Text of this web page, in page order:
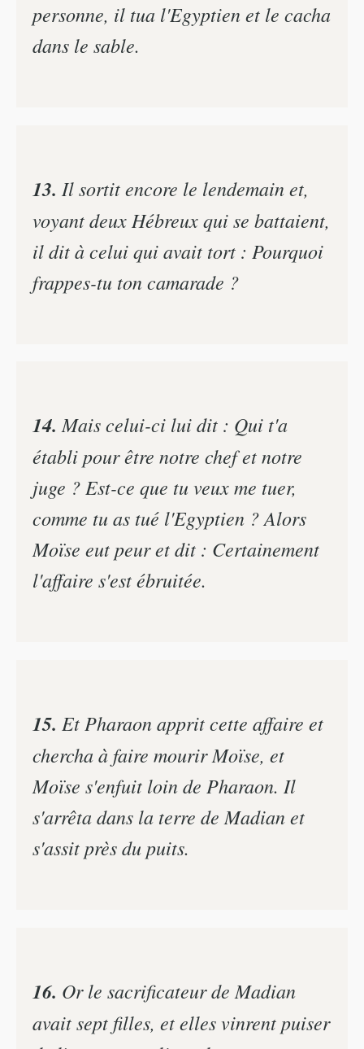
personne, il tua l'Egyptien et le cacha
dans le sable.
13. Il sortit encore le lendemain et,
voyant deux Hébreux qui se battaient,
il dit à celui qui avait tort : Pourquoi
frappes-tu ton camarade ?
14. Mais celui-ci lui dit : Qui t'a
établi pour être notre chef et notre
juge ? Est-ce que tu veux me tuer,
comme tu as tué l'Egyptien ? Alors
Moïse eut peur et dit : Certainement
l'affaire s'est ébruitée.
15. Et Pharaon apprit cette affaire et
chercha à faire mourir Moïse, et
Moïse s'enfuit loin de Pharaon. Il
s'arrêta dans la terre de Madian et
s'assit près du puits.
16. Or le sacrificateur de Madian
avait sept filles, et elles vinrent puiser